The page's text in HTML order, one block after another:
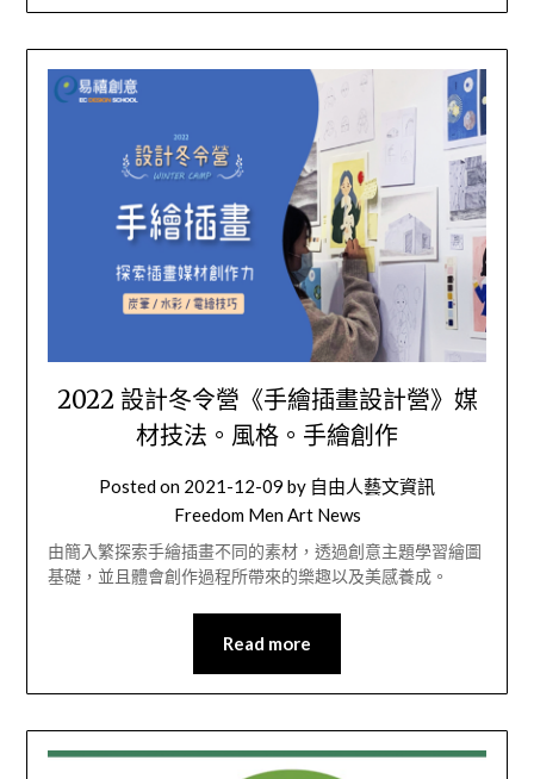
2022 設計冬令營《手繪插畫設計營》媒
材技法。風格。手繪創作
Posted on 2021-12-09 by 自由人藝文資訊
Freedom Men Art News
由簡入繁探索手繪插畫不同的素材，透過創意主題學習繪圖
基礎，並且體會創作過程所帶來的樂趣以及美感養成。
Read more